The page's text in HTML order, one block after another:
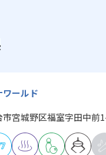
ールド
市宮城野区福室字田中前